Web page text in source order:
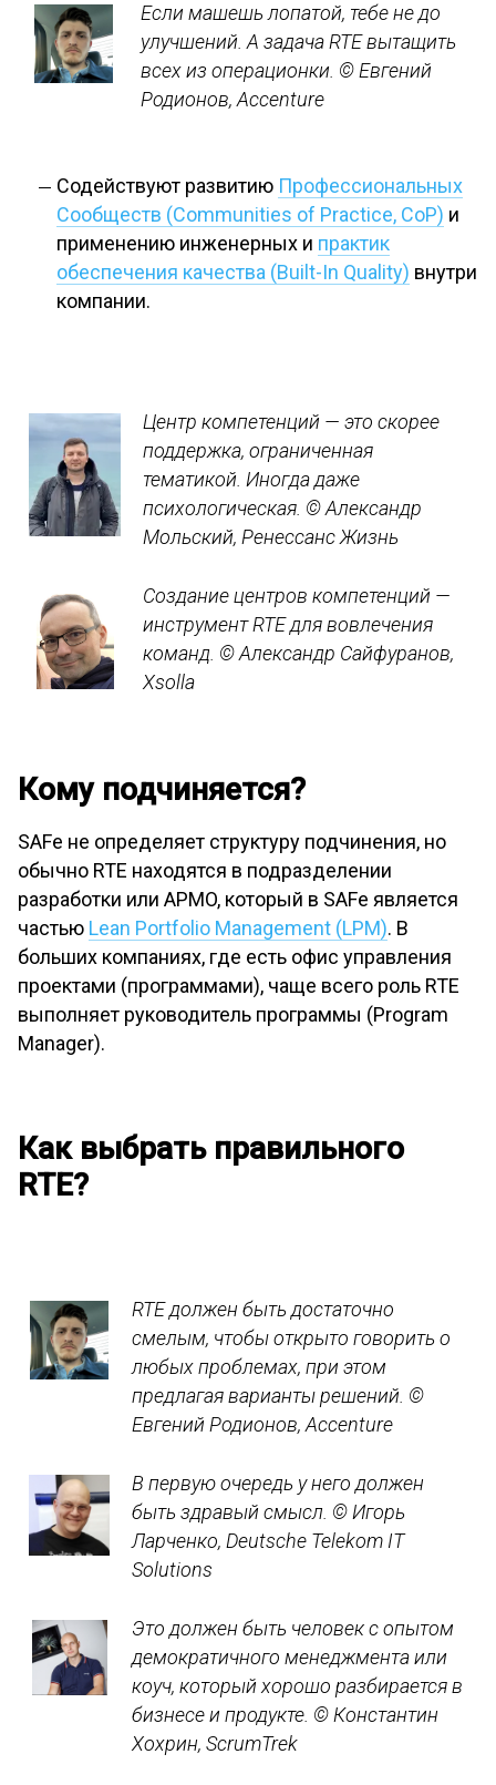
Если машешь лопатой, тебе не до
улучшений. А задача RTE вытащить
всех из операционки. © Евгений
Родионов, Accenture
Содействуют развитию Профессиональных
Сообществ (Communities of Practice, CoP) и
применению инженерных и практик
обеспечения качества (Built-In Quality) внутри
компании.
Центр компетенций — это скорее
поддержка, ограниченная
тематикой. Иногда даже
психологическая. © Александр
Мольский, Ренессанс Жизнь
Создание центров компетенций —
инструмент RTE для вовлечения
команд. © Александр Сайфуранов,
Xsolla
Кому подчиняется?
SAFe не определяет структуру подчинения, но
обычно RTE находятся в подразделении
разработки или APMO, который в SAFe является
частью Lean Portfolio Management (LPM). В
больших компаниях, где есть офис управления
проектами (программами), чаще всего роль RTE
выполняет руководитель программы (Program
Manager).
Как выбрать правильного
RTE?
RTE должен быть достаточно
смелым, чтобы открыто говорить о
любых проблемах, при этом
предлагая варианты решений. ©
Евгений Родионов, Accenture
В первую очередь у него должен
быть здравый смысл. © Игорь
Ларченко, Deutsche Telekom IT
Solutions
Это должен быть человек с опытом
демократичного менеджмента или
коуч, который хорошо разбирается в
бизнесе и продукте. © Константин
Хохрин, ScrumTrek